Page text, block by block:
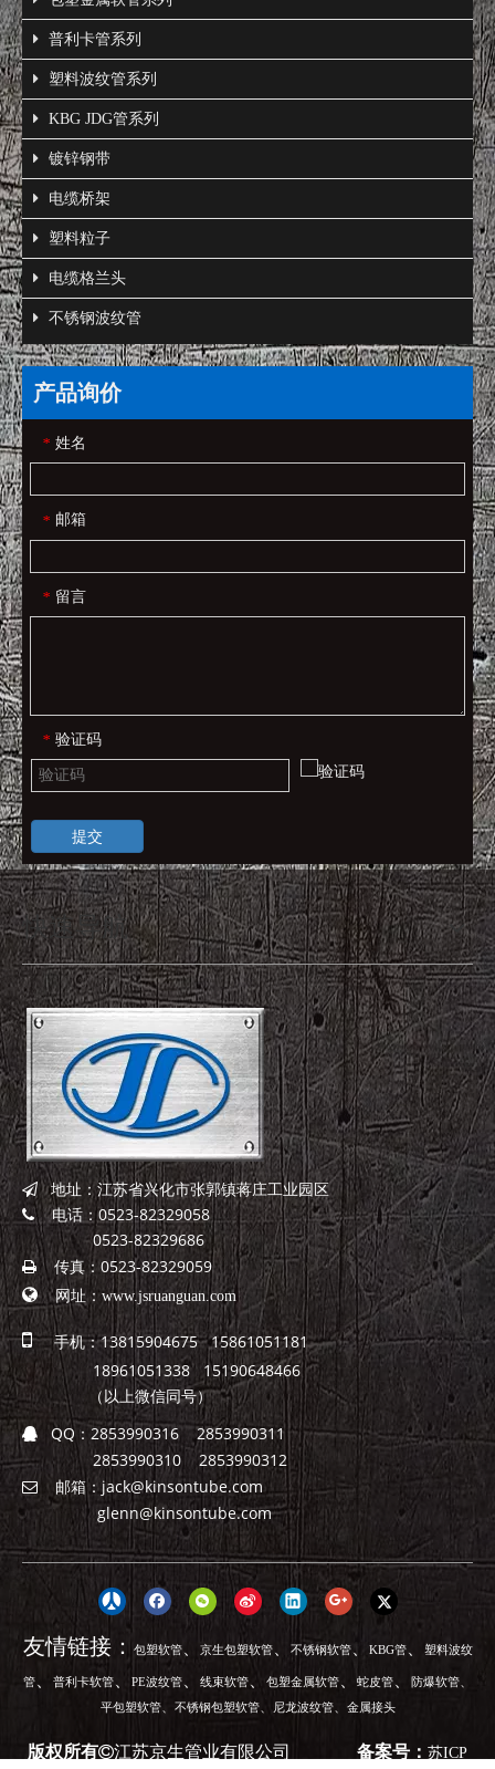
普利卡管系列
塑料波纹管系列
KBG JDG管系列
镀锌钢带
电缆桥架
塑料粒子
电缆格兰头
不锈钢波纹管
产品询价
* 姓名
* 邮箱
* 留言
* 验证码
提交
快速导航
地址：江苏省兴化市张郭镇蒋庄工业园区
电话：0523-82329058
0523-82329686
传真：0523-82329059
 网址：www.jsruanguan.com

手机：13815904675 15861051181
18961051338 15190648466
（以上微信同号）
 QQ：2853990316 2853990311
2853990310 2853990312
 邮箱：jack@kinsontube.com
glenn@kinsontube.com
友情链接： 包塑软管、 京生包塑软管、 不锈钢软管、 KBG管、 塑料波纹
管、 普利卡软管、 PE波纹管、 线束软管、 包塑金属软管、 蛇皮管、 防爆软管、
平包塑软管、 不锈钢包塑软管、 尼龙波纹管、 金属接头
版权所有江苏京生管业有限公司 备案号： 苏ICP